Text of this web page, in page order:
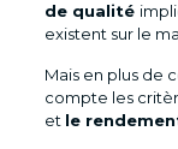
de qualité
existent sur le
Mais en plus de
compte les
et le